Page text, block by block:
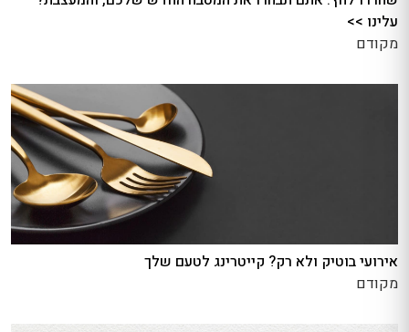
עלינו >>
מקודם
אירועי בוטיק ולא רק? קייטרינג לטעם שלך
מקודם